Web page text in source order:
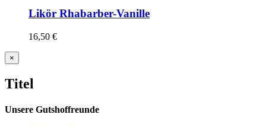
Likör Rhabarber-Vanille
16,50 €
Close
product
view
×
Titel
Unsere Gutshoffreunde